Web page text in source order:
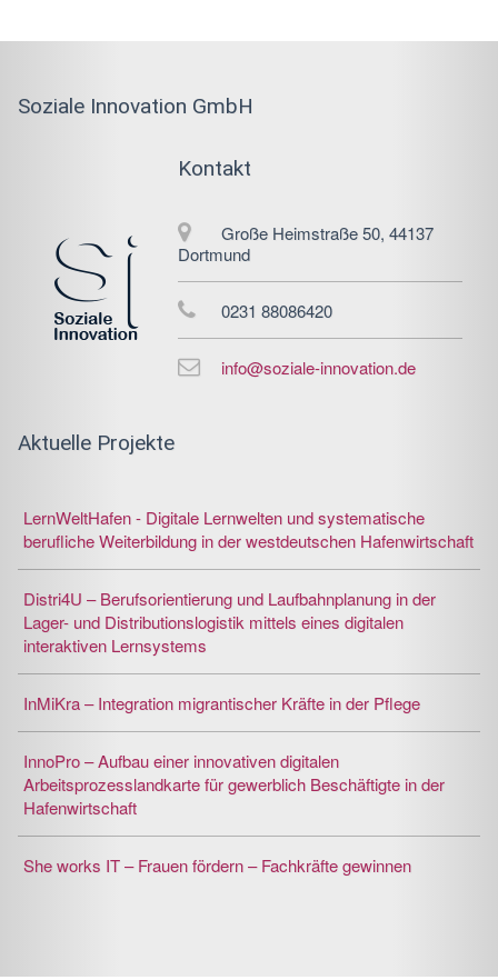
Soziale Innovation GmbH
Kontakt
Große Heimstraße 50, 44137
Dortmund
0231 88086420
info@soziale-innovation.de
Aktuelle Projekte
LernWeltHafen - Digitale Lernwelten und systematische
berufliche Weiterbildung in der westdeutschen Hafenwirtschaft
Distri4U – Berufsorientierung und Laufbahnplanung in der
Lager- und Distributionslogistik mittels eines digitalen
interaktiven Lernsystems
InMiKra – Integration migrantischer Kräfte in der Pflege
InnoPro – Aufbau einer innovativen digitalen
Arbeitsprozesslandkarte für gewerblich Beschäftigte in der
Hafenwirtschaft
She works IT – Frauen fördern – Fachkräfte gewinnen